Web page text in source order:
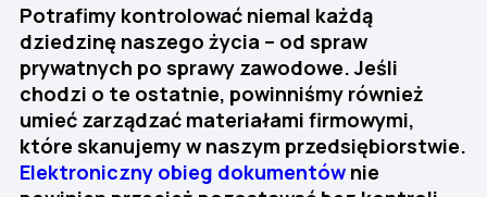
Potrafimy kontrolować niemal każdą
dziedzinę naszego życia – od spraw
prywatnych po sprawy zawodowe. Jeśli
chodzi o te ostatnie, powinniśmy również
umieć zarządzać materiałami firmowymi,
które skanujemy w naszym przedsiębiorstwie.
Elektroniczny obieg dokumentów nie